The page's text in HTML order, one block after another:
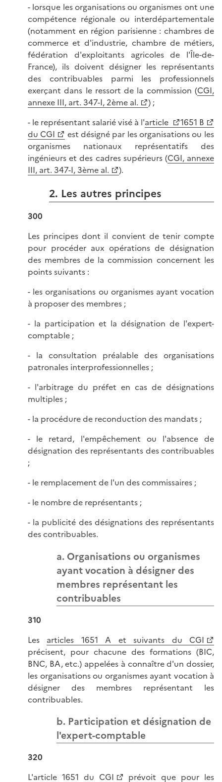
- lorsque les organisations ou organismes ont une
compétence régionale ou interdépartementale
(notamment en région parisienne : chambres de
commerce et d'industrie, chambre de métiers,
fédération d'exploitants agricoles de l'Île-de-
France), ils doivent désigner les représentants
des contribuables parmi les professionnels
exerçant dans le ressort de la commission (CGI,
annexe III, art. 347-I, 2ème al.
) ;
- le représentant salarié visé à l'article
1651 B
du CGI
est désigné par les organisations ou les
organismes nationaux représentatifs des
ingénieurs et des cadres supérieurs (CGI, annexe
III, art. 347-I, 3ème al.
).
2. Les autres principes
300
Les principes dont il convient de tenir compte
pour procéder aux opérations de désignation
des membres de la commission concernent les
points suivants :
- les organisations ou organismes ayant vocation
à proposer des membres ;
- la participation et la désignation de l'expert-
comptable ;
- la consultation préalable des organisations
patronales interprofessionnelles ;
- l'arbitrage du préfet en cas de désignations
multiples ;
- la procédure de reconduction des mandats ;
- le retard, l'empêchement ou l'absence de
désignation des représentants des contribuables
;
- le remplacement de l'un des commissaires ;
- le nombre de représentants ;
- la publicité des désignations des représentants
des contribuables.
a. Organisations ou organismes
ayant vocation à désigner des
membres représentant les
contribuables
310
Les articles 1651 A et suivants du CGI
précisent, pour chacune des formations (BIC,
BNC, BA, etc.) appelées à connaître d'un dossier,
les organisations ou organismes ayant vocation à
désigner des membres représentant les
contribuables.
b. Participation et désignation de
l'expert-comptable
320
L'article 1651 du CGI prévoit que pour les